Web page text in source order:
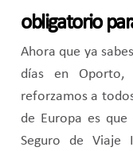
obligatorio
Ahora que ya
días en Oporto,
reforzamos a
de Europa es
Seguro de Viaje